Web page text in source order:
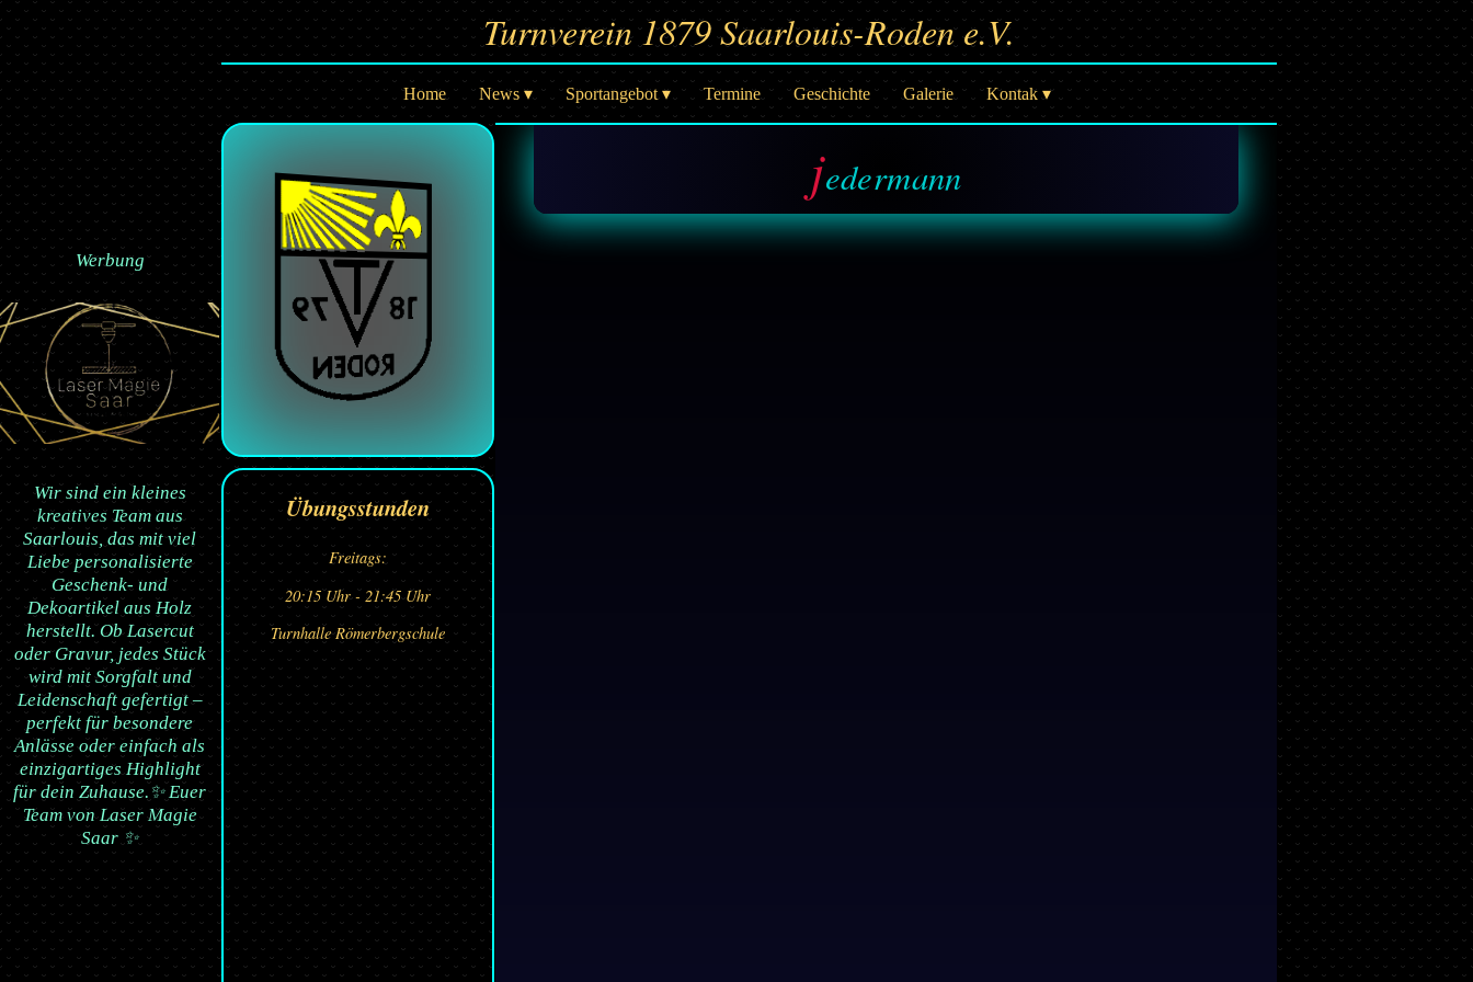
Turnverein 1879 Saarlouis-Roden e.V.
Home News ▾ Sportangebot ▾ Termine Geschichte Galerie Kontak ▾
Übungsstunden
Freitags:
20:15 Uhr - 21:45 Uhr
Turnhalle Römerbergschule
jedermann
Werbung
Wir sind ein kleines
kreatives Team aus
Saarlouis, das mit viel
Liebe personalisierte
Geschenk- und
Dekoartikel aus Holz
herstellt. Ob Lasercut
oder Gravur, jedes Stück
wird mit Sorgfalt und
Leidenschaft gefertigt –
perfekt für besondere
Anlässe oder einfach als
einzigartiges Highlight
für dein Zuhause.✨ Euer
Team von Laser Magie
Saar ✨